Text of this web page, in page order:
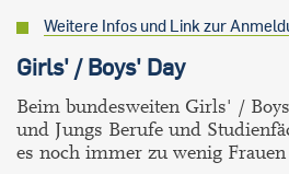
Weitere Infos und Link zur
Girls' / Boys' Day
Beim bundesweiten Girls' /
und Jungs Berufe und
es noch immer zu wenig